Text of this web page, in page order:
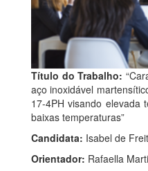
Título do Trabalho:
aço inoxidável
17-4PH visando elevada
baixas temperaturas”
Candidata: Isabel de
Orientador: Rafaella